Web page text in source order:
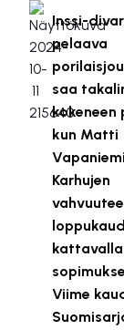
Inssi-
pelaava
saa
kokeneen
kun Matti
Karhujen
kattavalla
Viime